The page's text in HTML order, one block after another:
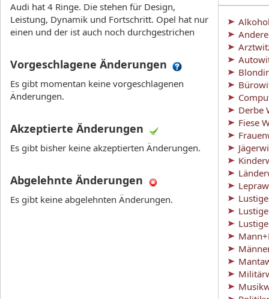
Derbe
Fiese
Audi hat 4 Ringe. Die stehen für Design,
Leistung, Dynamik und Fortschritt. Opel hat nur
einen und der ist auch noch durchgestrichen
Vorgeschlagene Änderungen
Es gibt momentan keine vorgeschlagenen
Änderungen.
Akzeptierte Änderungen
Es gibt bisher keine akzeptierten Änderungen.
Abgelehnte Änderungen
Es gibt keine abgelehnten Änderungen.